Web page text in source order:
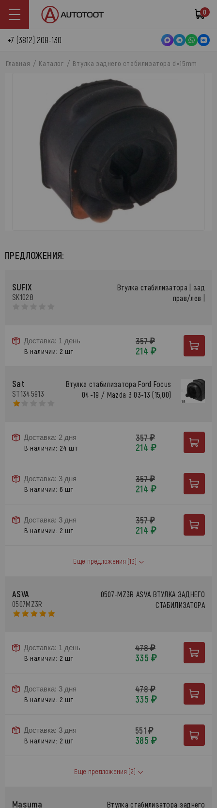
0
+7 (3812) 208-130
Главная Каталог Втулка заднего стабилизатора d=15mm
ПРЕДЛОЖЕНИЯ:
SUFIX
SK1028
Втулка стабилизатора | зад
прав/лев |
Доставка: 1 день
В наличии: 2 шт
357 ₽
214 ₽
Sat
ST1345913
Втулка стабилизатора Ford Focus
04-19 / Mazda 3 03-13 (15,00)
Доставка: 2 дня
В наличии: 24 шт
357 ₽
214 ₽
Доставка: 3 дня
В наличии: 6 шт
357 ₽
214 ₽
Доставка: 3 дня
В наличии: 2 шт
357 ₽
214 ₽
Еще предложения (13)
ASVA
0507MZ3R
0507-MZ3R ASVA ВТУЛКА ЗАДНЕГО
СТАБИЛИЗАТОРА
Доставка: 1 день
В наличии: 2 шт
478 ₽
335 ₽
Доставка: 3 дня
В наличии: 2 шт
478 ₽
335 ₽
Доставка: 3 дня
В наличии: 2 шт
551 ₽
385 ₽
Еще предложения (2)
Masuma Втулка стабилизатора заднего